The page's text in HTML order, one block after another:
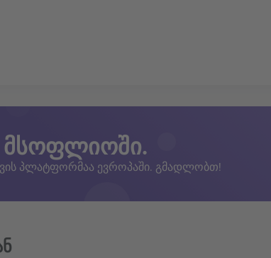
მსოფლიოში.
პლატფორმაა ევროპაში. გმადლობთ!